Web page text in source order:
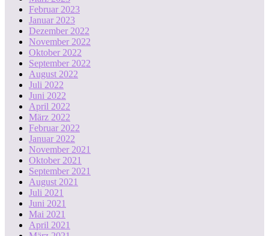
Februar 2023
Januar 2023
Dezember 2022
November 2022
Oktober 2022
September 2022
August 2022
Juli 2022
Juni 2022
April 2022
März 2022
Februar 2022
Januar 2022
November 2021
Oktober 2021
September 2021
August 2021
Juli 2021
Juni 2021
Mai 2021
April 2021